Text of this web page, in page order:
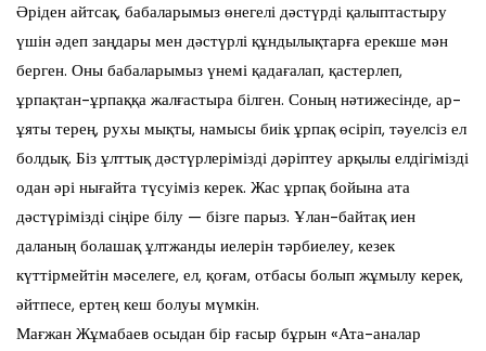
Әріден айтсақ, бабаларымыз өнегелі дәстүрді қалыптастыру
үшін әдеп заңдары мен дәстүрлі құндылықтарға ерекше мән
берген. Оны бабаларымыз үнемі қадағалап, қастерлеп,
ұрпақтан-ұрпаққа жалғастыра білген. Соның нәтижесінде, ар-
ұяты терең, рухы мықты, намысы биік ұрпақ өсіріп, тәуелсіз ел
болдық. Біз ұлттық дәстүрлерімізді дәріптеу арқылы елдігімізді
одан әрі нығайта түсуіміз керек. Жас ұрпақ бойына ата
дәстүрімізді сіңіре білу — бізге парыз. Ұлан-байтақ иен
даланың болашақ ұлтжанды иелерін тәрбиелеу, кезек
күттірмейтін мәселеге, ел, қоғам, отбасы болып жұмылу керек,
әйтпесе, ертең кеш болуы мүмкін.
Мағжан Жұмабаев осыдан бір ғасыр бұрын «Ата-аналар